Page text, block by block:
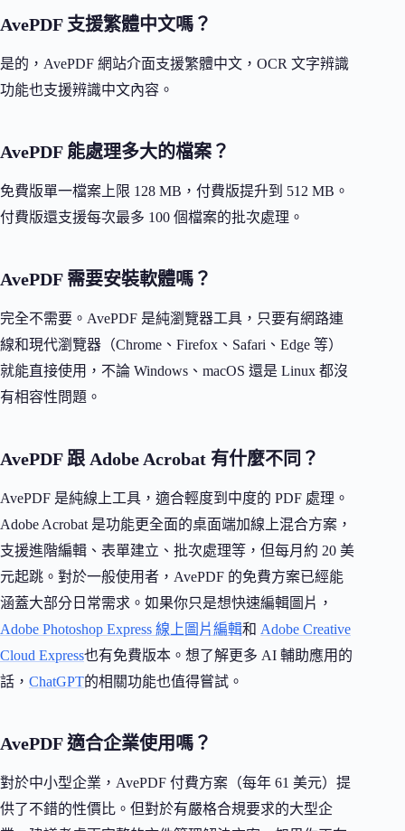
AvePDF 支援繁體中文嗎？
是的，AvePDF 網站介面支援繁體中文，OCR 文字辨識
功能也支援辨識中文內容。
AvePDF 能處理多大的檔案？
免費版單一檔案上限 128 MB，付費版提升到 512 MB。
付費版還支援每次最多 100 個檔案的批次處理。
AvePDF 需要安裝軟體嗎？
完全不需要。AvePDF 是純瀏覽器工具，只要有網路連
線和現代瀏覽器（Chrome、Firefox、Safari、Edge 等）
就能直接使用，不論 Windows、macOS 還是 Linux 都沒
有相容性問題。
AvePDF 跟 Adobe Acrobat 有什麼不同？
AvePDF 是純線上工具，適合輕度到中度的 PDF 處理。
Adobe Acrobat 是功能更全面的桌面端加線上混合方案，
支援進階編輯、表單建立、批次處理等，但每月約 20 美
元起跳。對於一般使用者，AvePDF 的免費方案已經能
涵蓋大部分日常需求。如果你只是想快速編輯圖片，
Adobe Photoshop Express 線上圖片編輯和 Adobe Creative
Cloud Express也有免費版本。想了解更多 AI 輔助應用的
話， ChatGPT的相關功能也值得嘗試。
AvePDF 適合企業使用嗎？
對於中小型企業，AvePDF 付費方案（每年 61 美元）提
供了不錯的性價比。但對於有嚴格合規要求的大型企